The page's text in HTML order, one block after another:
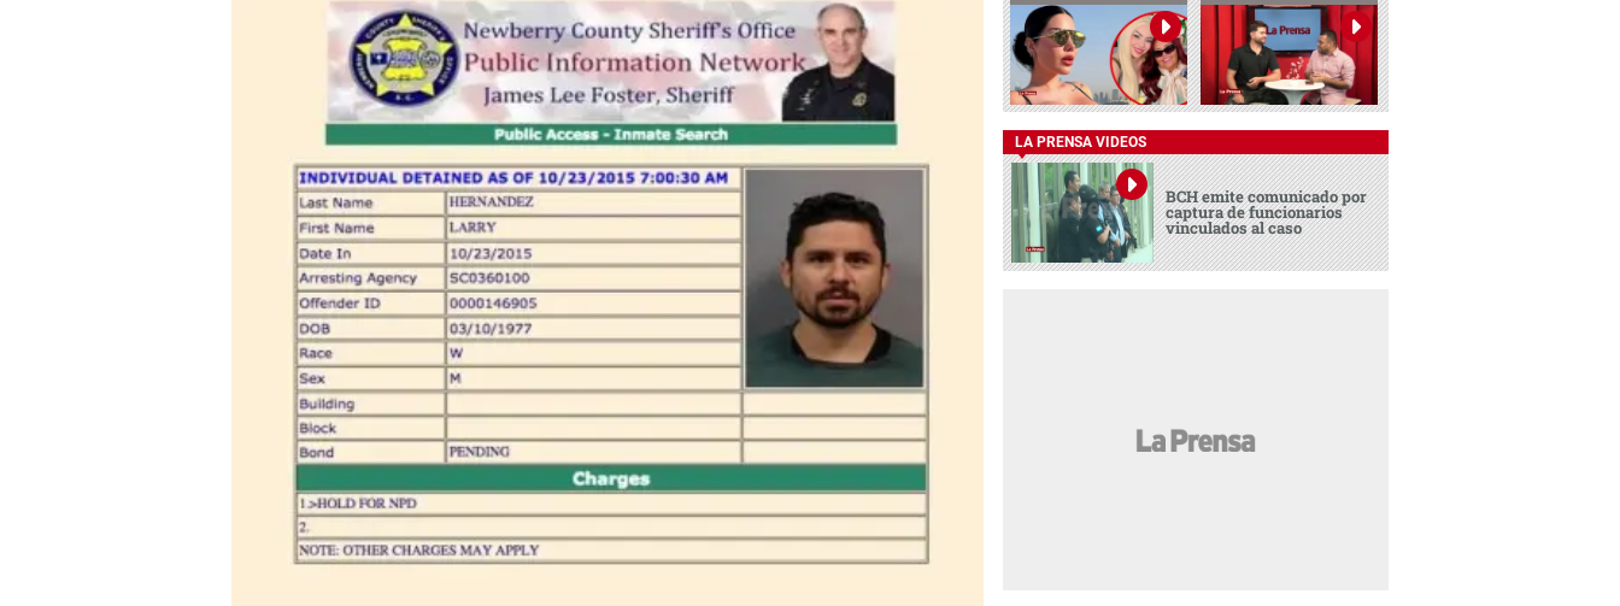
LA PRENSA VIDEOS
BCH emite comunicado por
captura de funcionarios
vinculados al caso